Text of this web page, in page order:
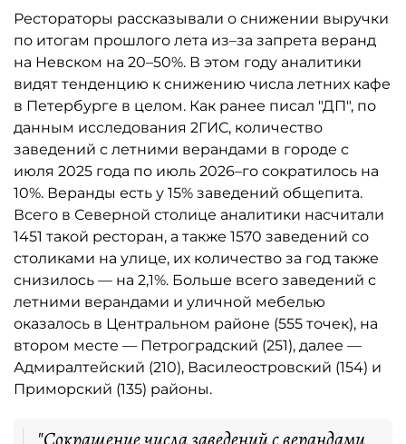
Рестораторы рассказывали о снижении выручки
по итогам прошлого лета из–за запрета веранд
на Невском на 20–50%. В этом году аналитики
видят тенденцию к снижению числа летних кафе
в Петербурге в целом. Как ранее писал "ДП", по
данным исследования 2ГИС, количество
заведений с летними верандами в городе с
июля 2025 года по июль 2026–го сократилось на
10%. Веранды есть у 15% заведений общепита.
Всего в Северной столице аналитики насчитали
1451 такой ресторан, а также 1570 заведений со
столиками на улице, их количество за год также
снизилось — на 2,1%. Больше всего заведений с
летними верандами и уличной мебелью
оказалось в Центральном районе (555 точек), на
втором месте — Петроградский (251), далее —
Адмиралтейский (210), Василеостровский (154) и
Приморский (135) районы.